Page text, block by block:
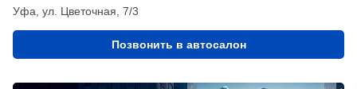
Уфа, ул. Цветочная, 7/3
Позвонить в автосалон